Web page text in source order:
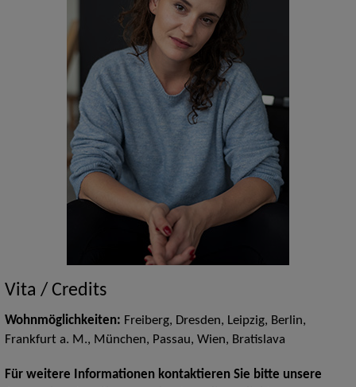
Vita / Credits
Wohnmöglichkeiten: Freiberg, Dresden, Leipzig, Berlin,
Frankfurt a. M., München, Passau, Wien, Bratislava
Für weitere Informationen kontaktieren Sie bitte unsere